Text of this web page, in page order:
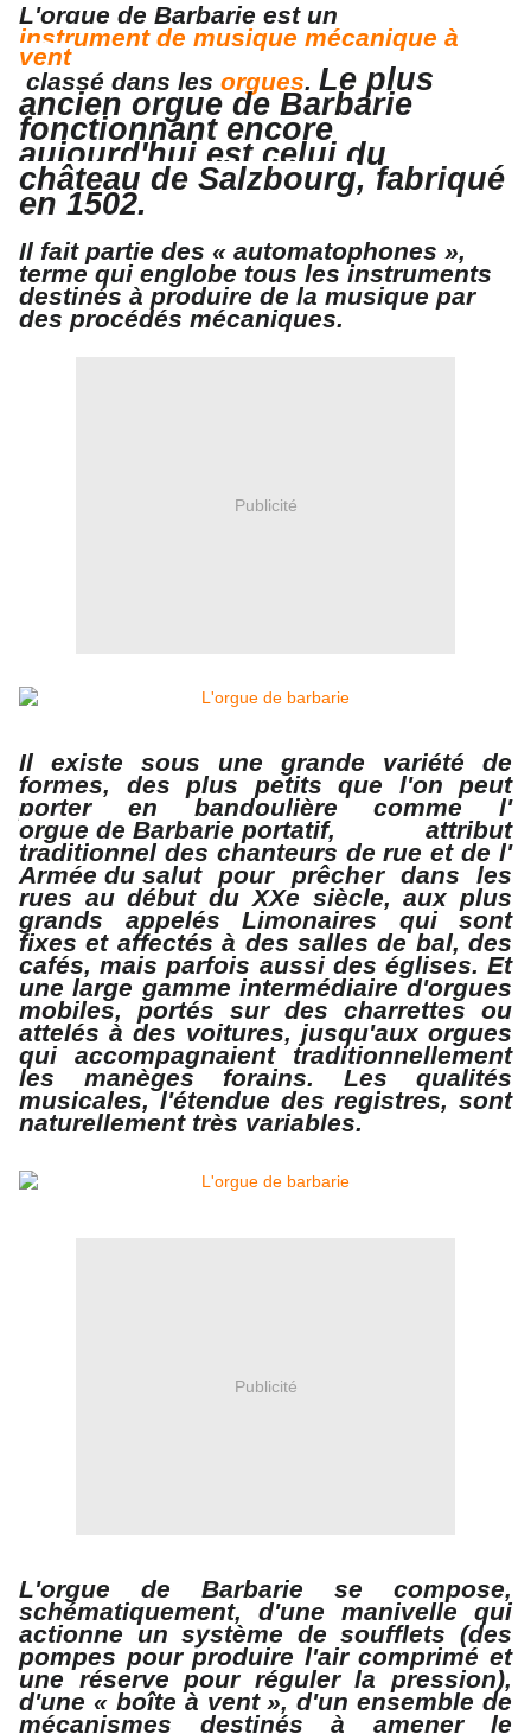
L'orgue de Barbarie est un
instrument de musique mécanique à
vent
classé dans les orgues. Le plus
ancien orgue de Barbarie
fonctionnant encore
aujourd'hui est celui du
château de Salzbourg, fabriqué
en 1502.
Il fait partie des « automatophones »,
terme qui englobe tous les instruments
destinés à produire de la musique par
des procédés mécaniques.
Publicité
Il existe sous une grande variété de
formes, des plus petits que l'on peut
porter en bandoulière comme l'
orgue de Barbarie portatif, attribut
traditionnel des chanteurs de rue et de l'
Armée du salutpour prêcher dans les
rues au début duXXe siècle, aux plus
grands appelés Limonaires qui sont
fixes et affectés à des salles de bal, des
cafés, mais parfois aussi des églises. Et
une large gamme intermédiaire d'orgues
mobiles, portés sur des charrettes ou
attelés à des voitures, jusqu'aux orgues
qui accompagnaient traditionnellement
les manèges forains. Les qualités
musicales, l'étendue des registres, sont
naturellement très variables.
Publicité
L'orgue de Barbarie se compose,
schématiquement, d'une manivelle qui
actionne un système de soufflets (des
pompes pour produire l'air comprimé et
une réserve pour réguler la pression),
d'une « boîte à vent », d'un ensemble de
mécanismes destinés à amener le